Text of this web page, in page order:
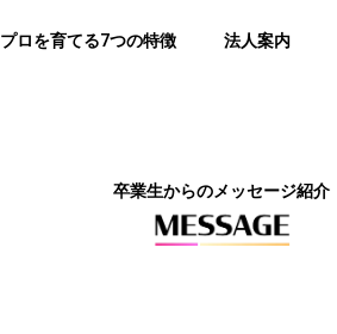
プロを育てる7つの特徴 法人案内
卒業生からのメッセージ紹介